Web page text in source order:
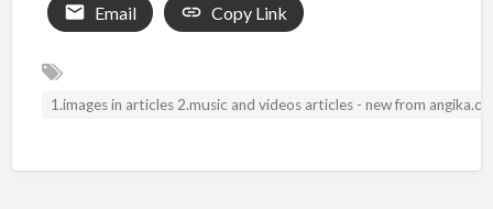
Email Copy Link
1.images in articles 2.music and videos articles - new from